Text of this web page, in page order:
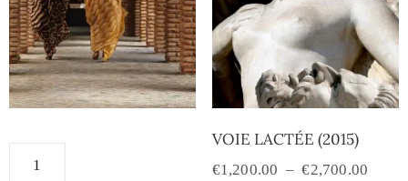
VOIE LACTÉE (2015)
€1,200.00 – €2,700.00